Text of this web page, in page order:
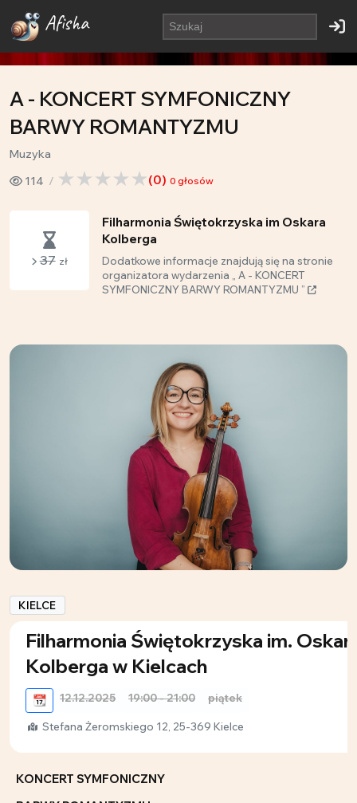
Afisha
A - KONCERT SYMFONICZNY
BARWY ROMANTYZMU
Muzyka
114
(0) 0 głosów
37 zł
Filharmonia Świętokrzyska im Oskara
Kolberga
Dodatkowe informacje znajdują się na stronie
organizatora wydarzenia „ A - KONCERT
SYMFONICZNY BARWY ROMANTYZMU ”
KIELCE
Filharmonia Świętokrzyska im.
Kolberga w Kielcach
📆 12.12.2025 19:00 - 21:00 piątek
Stefana Żeromskiego 12, 25-369 Kielce
KONCERT SYMFONICZNY